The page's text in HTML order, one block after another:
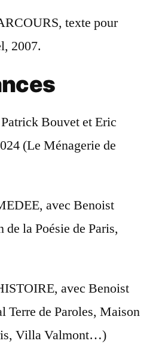
texte pour
2007.
Bouvet et Eric
(Le Ménagerie de
avec Benoist
la Poésie de Paris,
avec Benoist
Terre de Paroles, Maison
Villa Valmont…)